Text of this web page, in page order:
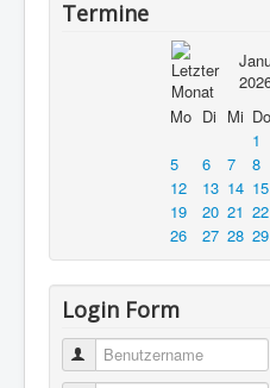
Termine
Mo Di Mi Do
1
5
6 7 8
12
13 14 15
19
20 21 22
26
27 28 29
Login Form
Benutzername